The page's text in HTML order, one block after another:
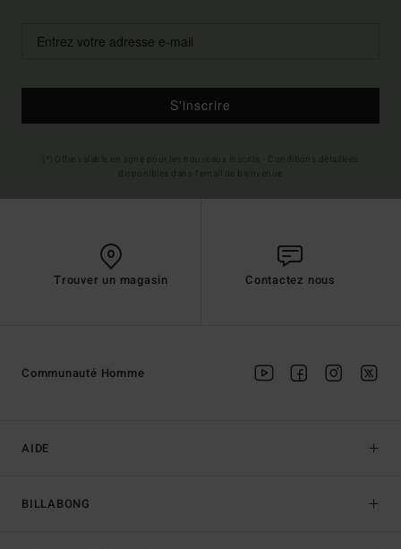
S'inscrire
Trouver un magasin Contactez nous
AIDE
BILLABONG
Communauté Homme